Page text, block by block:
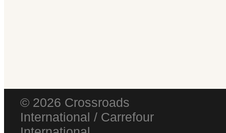
© 2026 Crossroads
International / Carrefour